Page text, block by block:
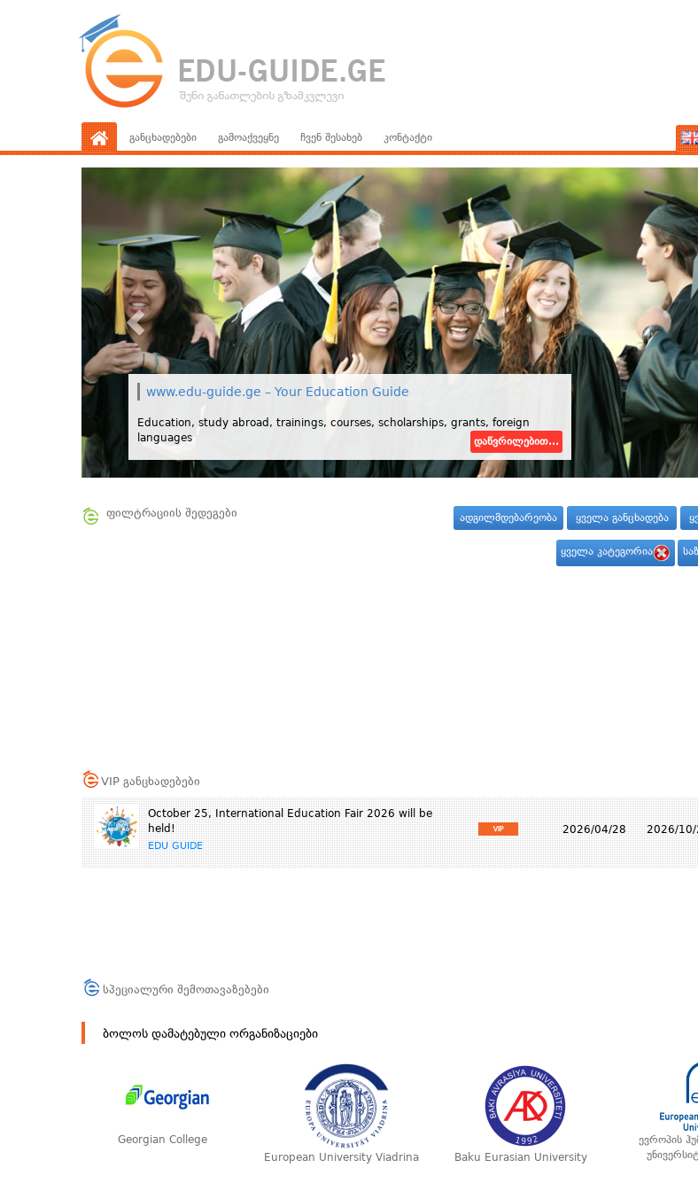
განცხადებები გამოაქვეყნე ჩვენ შესახებ კონტაქტი
www.edu-guide.ge – Your Education Guide
Education, study abroad, trainings, courses, scholarships, grants, foreign
languages
დაწვრილებით...
ფილტრაციის შედეგები ადგილმდებარეობა ყველა განცხადება
ყველა კატეგორია
VIP განცხადებები
October 25, International Education Fair 2026 will be
held!
EDU GUIDE
2026/04/28 2026/
სპეციალური შემოთავაზებები
ბოლოს დამატებული ორგანიზაციები
Georgian College
European University Viadrina
Baku Eurasian University
ევროპის